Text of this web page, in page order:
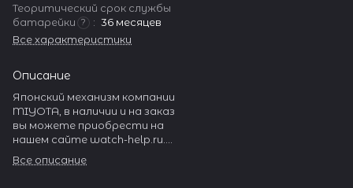
Теоритический срок службы
батарейки ? : 36 месяцев
Все характеристики
Описание
Японский механизм компании
MIYOTA, в наличии и на заказ
вы можете приобрести на
нашем сайте watch-help.ru.
огромное количество
Все описание